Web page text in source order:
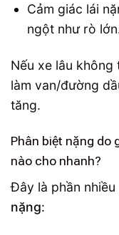
Cảm giác lái
ngột như rò
Nếu xe lâu
làm van/đường
tăng.
Phân biệt nặng do
nào cho nhanh?
Đây là phần
nặng: